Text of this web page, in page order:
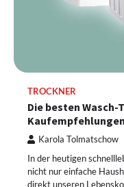
TROCKNER
Die besten
Karola Tolmatschow
In der heutigen
nicht nur einfache
direkt unseren